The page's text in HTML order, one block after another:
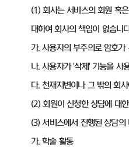
(1) 회사는 서비스의 회원 혹
대하여 회사의 책임이 없습니
가. 사용자의 부주의로 암호
나. 사용자가 '삭제' 기능을 사
다. 천재지변이나 그 밖의 회
(2) 회원이 신청한 상담에 대
(3) 서비스에서 진행된 상담
가. 학술 활동